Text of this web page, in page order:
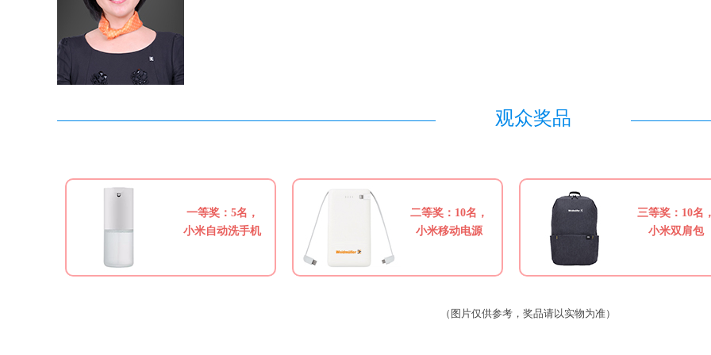
观众奖品
一等奖：5名，
小米自动洗手机
二等奖：10名，
小米移动电源
三等奖：10名
小米双肩包
（图片仅供参考，奖品请以实物为准）